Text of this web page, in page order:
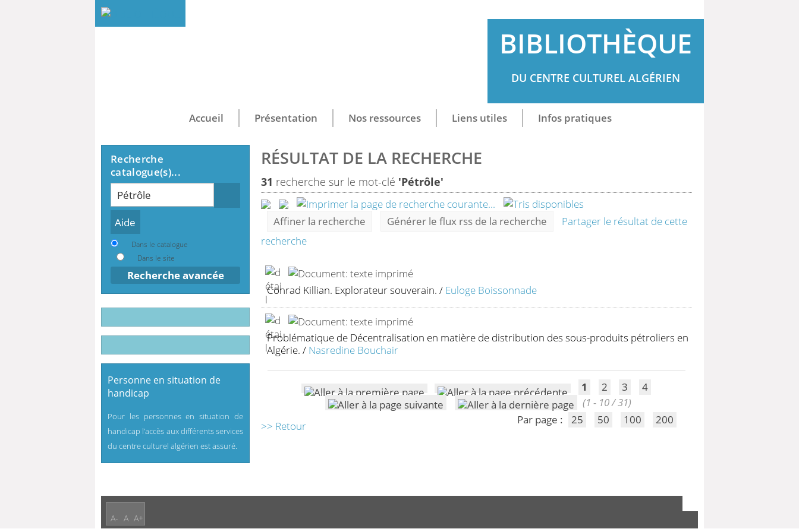
BIBLIOTHÈQUE
DU CENTRE CULTUREL ALGÉRIEN
Accueil Présentation Nos ressources Liens utiles Infos pratiques
RÉSULTAT DE LA RECHERCHE
31 recherche sur le mot-clé 'Pétrôle'
Affiner la recherche Générer le flux rss de la recherche
Partager le résultat de cette
recherche
Conrad Killian. Explorateur souverain. / Euloge Boissonnade
Problématique de Décentralisation en matière de distribution des sous-produits pétroliers en
Algérie. / Nasredine Bouchair
1 2 3
4
(1 - 10 / 31)
Par page :
25 50 100 200
>> Retour
Recherche
catalogue(s)...
Recherche
Dans le catalogue
Dans le site
Recherche avancée
Personne en situation de
handicap
Pour les personnes en situation de
handicap l’accès aux différents services
du centre culturel algérien est assuré.
A- A A+